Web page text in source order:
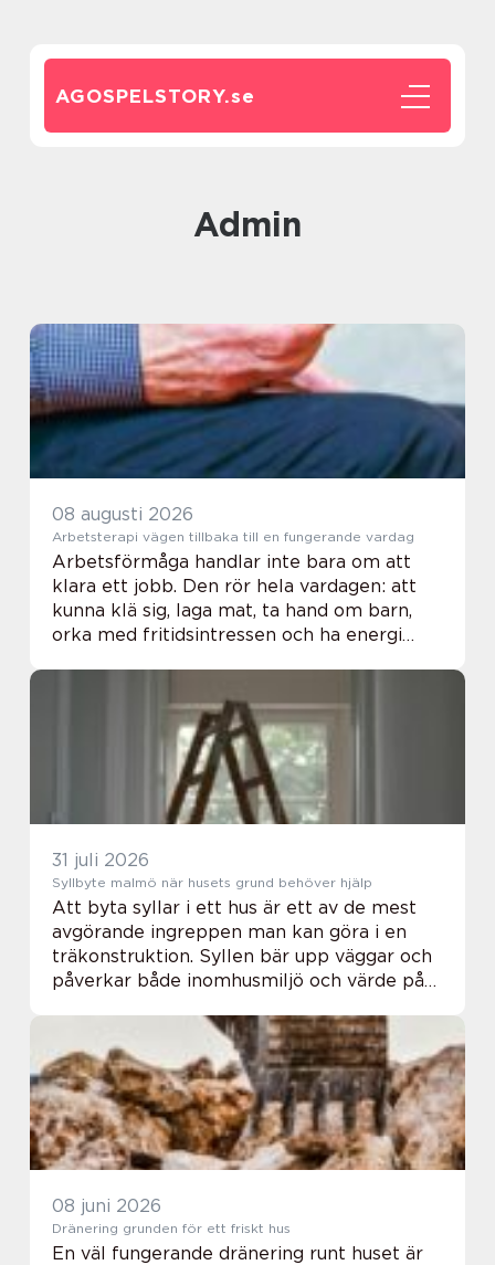
AGOSPELSTORY.se
admin
08 augusti 2026
Arbetsterapi vägen tillbaka till en fungerande vardag
Arbetsförmåga handlar inte bara om att
klara ett jobb. Den rör hela vardagen: att
kunna klä sig, laga mat, ta hand om barn,
orka med fritidsintressen och ha energi
31 juli 2026
Syllbyte malmö när husets grund behöver hjälp
Att byta syllar i ett hus är ett av de mest
avgörande ingreppen man kan göra i en
träkonstruktion. Syllen bär upp väggar och
påverkar både inomhusmiljö och värde på
särskilt där hus står på betongplatta, har b...
08 juni 2026
Dränering grunden för ett friskt hus
En väl fungerande dränering runt huset är